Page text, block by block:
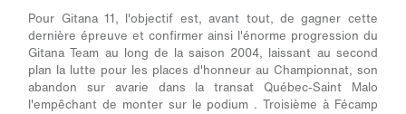
Pour Gitana 11, l'objectif est, avant tout, de gagner cette
dernière épreuve et confirmer ainsi l'énorme progression du
Gitana Team au long de la saison 2004, laissant au second
plan la lutte pour les places d'honneur au Championnat, son
abandon sur avarie dans la transat Québec-Saint Malo
l'empêchant de monter sur le podium . Troisième à Fécamp